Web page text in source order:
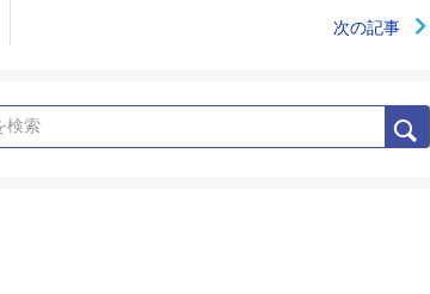
次の記事